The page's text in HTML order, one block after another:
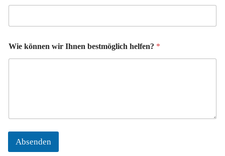
e
s
Wie können wir Ihnen bestmöglich helfen? *
Absenden